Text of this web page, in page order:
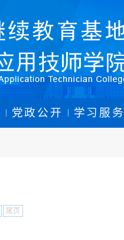
| 党政公开 | 学习服务
尾页